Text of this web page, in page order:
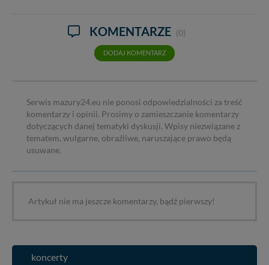
KOMENTARZE (0)
DODAJ KOMENTARZ
Serwis mazury24.eu nie ponosi odpowiedzialności za treść
komentarzy i opinii. Prosimy o zamieszczanie komentarzy
dotyczących danej tematyki dyskusji. Wpisy niezwiązane z
tematem, wulgarne, obraźliwe, naruszające prawo będą
usuwane.
Artykuł nie ma jeszcze komentarzy, bądź pierwszy!
koncerty